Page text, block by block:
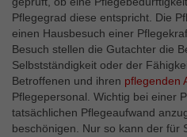
Pflegegrad diese entspricht. Die
einen Hausbesuch einer
Besuch stellen die Gutachter die
Selbstständigkeit oder der
Betroffenen und ihren pflegenden
Pflegepersonal. Wichtig bei einer
tatsächlichen Pflegeaufwand
beschönigen. Nur so kann der für
Externe Inhalte
Wir verwenden auf unserer
Ihnen zusätzliche